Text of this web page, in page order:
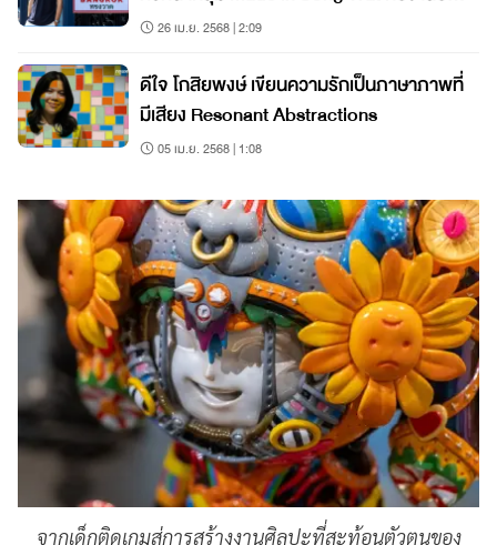
ย่านให้ฮิตติดอันดับโลกเป็นไปได้ไง
26 เม.ย. 2568 | 2:09
ดีใจ โกสิยพงษ์ เขียนความรักเป็นภาษาภาพที่
มีเสียง Resonant Abstractions
05 เม.ย. 2568 | 1:08
จากเด็กติดเกมสู่การสร้างงานศิลปะที่สะท้อนตัวตนของ